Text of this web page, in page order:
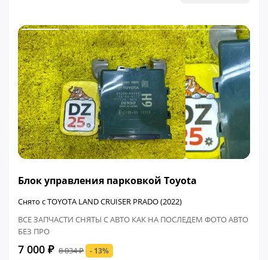
Блок управления парковкой Toyota
Снято с TOYOTA LAND CRUISER PRADO (2022)
ВСЕ ЗАПЧАСТИ СНЯТЫ С АВТО КАК НА ПОСЛЕДЕМ ФОТО АВТО
БЕЗ ПРО
7 000 ₽ 8 034 ₽ - 13%